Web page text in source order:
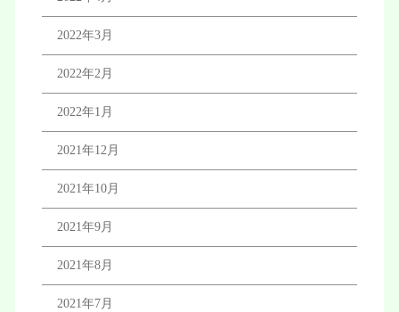
2022年3月
2022年2月
2022年1月
2021年12月
2021年10月
2021年9月
2021年8月
2021年7月